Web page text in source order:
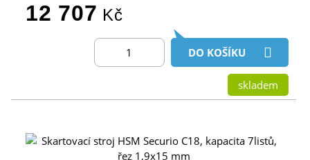
12 707 Kč
DO KOŠÍKU
skladem